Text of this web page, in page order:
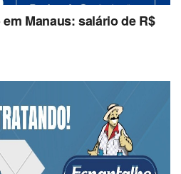
Manaus: salário de R$